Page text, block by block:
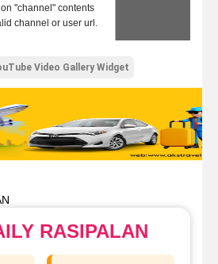
"channel" contents
channel or user url.
Video Gallery Widget
RASIPALAN